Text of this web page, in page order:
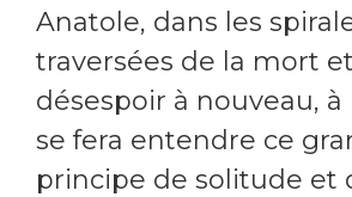
Anatole, dans les
traversées de la mort
désespoir à nouveau, à
se fera entendre ce
principe de solitude et